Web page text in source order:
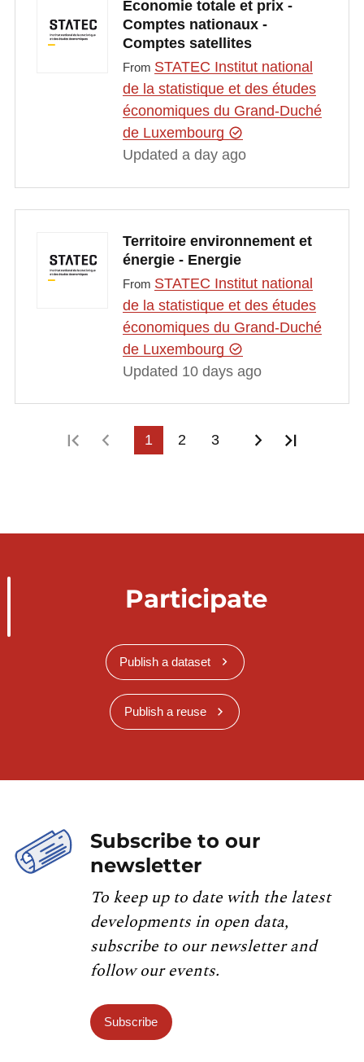
Économie totale et prix -
Comptes nationaux -
Comptes satellites
From STATEC Institut national
de la statistique et des études
économiques du Grand-Duché
de Luxembourg
Updated a day ago
Territoire environnement et
énergie - Energie
From STATEC Institut national
de la statistique et des études
économiques du Grand-Duché
de Luxembourg
Updated 10 days ago
First pagePrevious page
1 2 3 Next page
Participate
Publish a dataset
Publish a reuse
Subscribe to our
newsletter
To keep up to date with the latest
developments in open data,
subscribe to our newsletter and
follow our events.
Subscribe